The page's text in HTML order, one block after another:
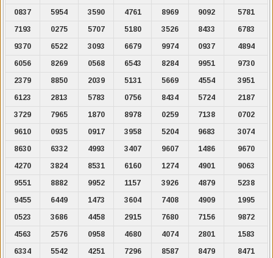
0837
5954 3590 4761 8969 9092
5781
7193
0275 5707 5180 3526 8433
6783
9370
6522 3093 6679 9974 0937
4894
6056
8269 0568 6543 8284 9951
9730
2379
8850 2039 5131 5669 4554
3951
6123
2813 5783 0756 8434 5724
2187
3729
7965 1870 8978 0259 7138
0702
9610
0935 0917 3958 5204 9683
3074
8630
6332 4993 3407 9607 1486
9670
4270
3824 8531 6160 1274 4901
9063
9551
8882 9952 1157 3926 4879
5238
9455
6449 1473 3604 7408 4909
1995
0523
3686 4458 2915 7680 7156
9872
4563
2576 0958 4680 4074 2801
1583
6334
5542 4251 7296 8587 8479
8471